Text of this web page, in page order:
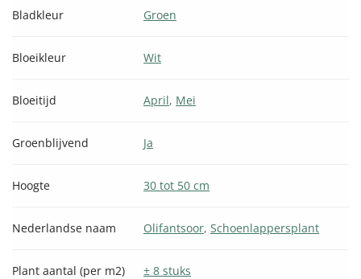
Bladkleur Groen
Bloeikleur Wit
Bloeitijd April, Mei
Groenblijvend Ja
Hoogte 30 tot 50 cm
Nederlandse naam Olifantsoor,Schoenlappersplant
Plant aantal (per m2) ± 8 stuks